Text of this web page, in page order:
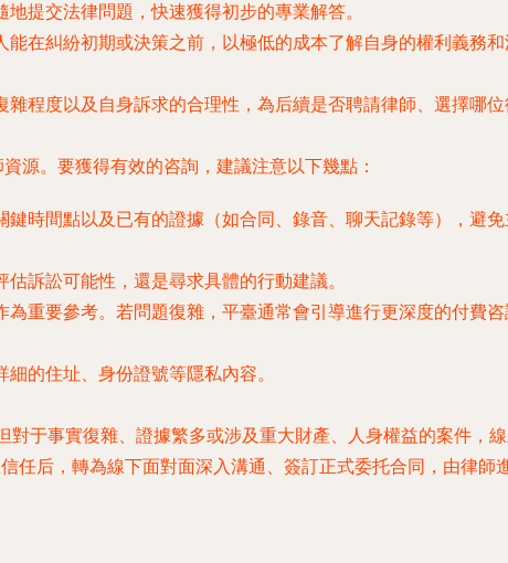
提交法律問題，快速獲得初步的專業解答。
在糾紛初期或決策之前，以極低的成本了解自身的權利義務
程度以及自身訴求的合理性，為后續是否聘請律師、選擇哪位
源。要獲得有效的咨詢，建議注意以下幾點：
時間點以及已有的證據（如合同、錄音、聊天記錄等），避
訴訟可能性，還是尋求具體的行動建議。
重要參考。若問題復雜，平臺通常會引導進行更深度的付費
的住址、身份證號等隱私內容。
于事實復雜、證據繁多或涉及重大財產、人身權益的案件，
任后，轉為線下面對面深入溝通、簽訂正式委托合同，由律師